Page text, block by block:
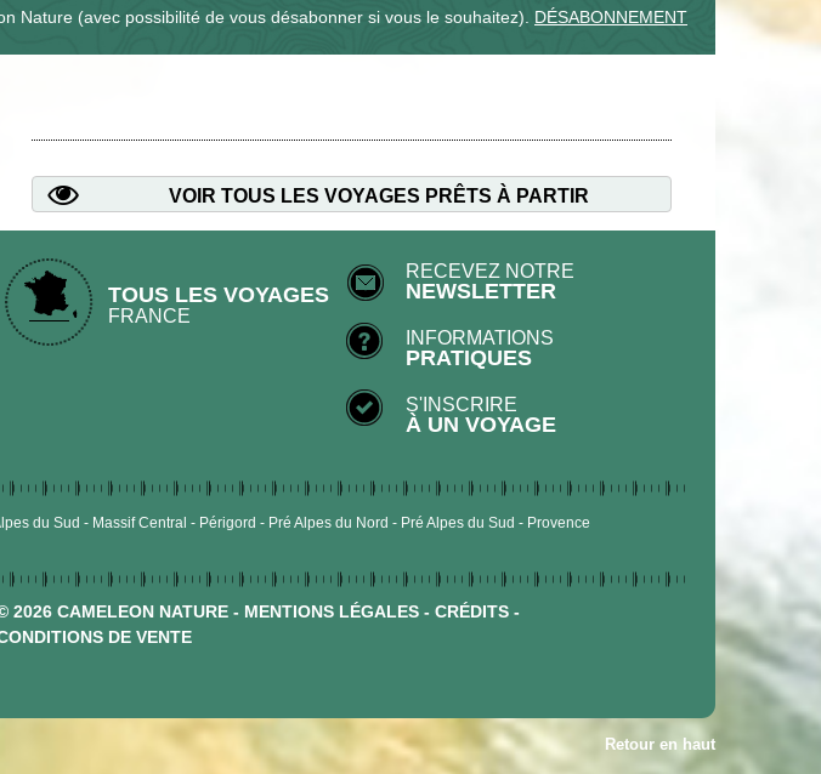
Nature (avec possibilité de vous désabonner si vous le souhaitez). DÉSABONNEMENT
VOIR TOUS LES VOYAGES PRÊTS À PARTIR
TOUS LES VOYAGES
FRANCE
RECEVEZ NOTRE
NEWSLETTER
INFORMATIONS
PRATIQUES
S'INSCRIRE
À UN VOYAGE
du Sud Massif Central Périgord Pré Alpes du Nord Pré Alpes du Sud Provence
2026 CAMELEON NATURE - MENTIONS LÉGALES- CRÉDITS-
DE VENTE
Retour en haut